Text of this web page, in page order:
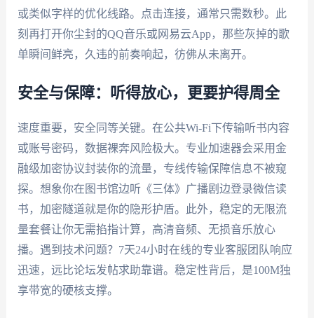
或类似字样的优化线路。点击连接，通常只需数秒。此
刻再打开你尘封的QQ音乐或网易云App，那些灰掉的歌
单瞬间鲜亮，久违的前奏响起，彷佛从未离开。
安全与保障：听得放心，更要护得周全
速度重要，安全同等关键。在公共Wi-Fi下传输听书内容
或账号密码，数据裸奔风险极大。专业加速器会采用金
融级加密协议封装你的流量，专线传输保障信息不被窥
探。想象你在图书馆边听《三体》广播剧边登录微信读
书，加密隧道就是你的隐形护盾。此外，稳定的无限流
量套餐让你无需掐指计算，高清音频、无损音乐放心
播。遇到技术问题？7天24小时在线的专业客服团队响应
迅速，远比论坛发帖求助靠谱。稳定性背后，是100M独
享带宽的硬核支撑。